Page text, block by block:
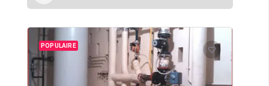
POPULAIRE